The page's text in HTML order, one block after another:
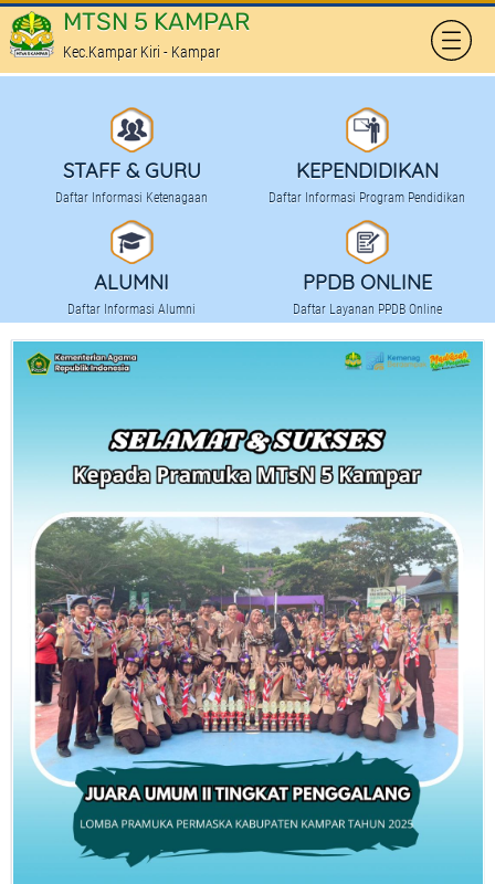
MTSN 5 KAMPAR
Kec.Kampar Kiri - Kampar
SEKAPUR SIRIH
KOMITE SEKOLAH
TATA TERTIB SEKOLAH
PRESTASI SEKOLAH
FASILITAS
KURIKULUM PENDIDIKAN
PROGRAM PENDIDIKAN
JADWAL PELAJARAN
KALENDER AKADEMIS
KETENAGAAN
STAFF & GURU
STRUKTUR ORGANISASI
PRESTASI GURU
KESISWAAN
ORGANISASI SISWA
STAFF & GURU
Daftar Informasi Ketenagaan
KEPENDIDIKAN
Daftar Informasi Program Pendidikan
ALUMNI
Daftar Informasi Alumni
PPDB ONLINE
Daftar Layanan PPDB Online